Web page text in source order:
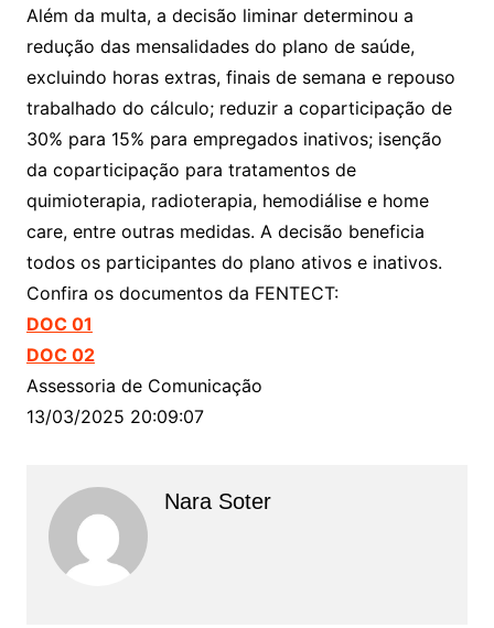
Além da multa, a decisão liminar determinou a
redução das mensalidades do plano de saúde,
excluindo horas extras, finais de semana e repouso
trabalhado do cálculo; reduzir a coparticipação de
30% para 15% para empregados inativos; isenção
da coparticipação para tratamentos de
quimioterapia, radioterapia, hemodiálise e home
care, entre outras medidas. A decisão beneficia
todos os participantes do plano ativos e inativos.
Confira os documentos da FENTECT:
DOC 01
DOC 02
Assessoria de Comunicação
13/03/2025 20:09:07
Nara Soter